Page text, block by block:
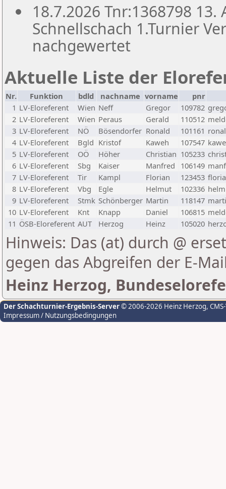
18.7.2026 Tnr:1368798
Schnellschach 1.Turnier
nachgewertet
Aktuelle Liste der
Nr. Funktion bdld nachname vorname
pnr
1 LV-Eloreferent Wien Neff Gregor 109782
2 LV-Eloreferent Wien Peraus Gerald 110512
3 LV-Eloreferent NÖ Bösendorfer Ronald 101161
4 LV-Eloreferent Bgld Kristof Kaweh 107547
5 LV-Eloreferent OÖ Höher Christian 105233
6 LV-Eloreferent Sbg Kaiser Manfred 106149
7 LV-Eloreferent Tir Kampl Florian 123453
8 LV-Eloreferent Vbg Egle Helmut 102336
9 LV-Eloreferent Stmk Schönberger Martin 118147
10 LV-Eloreferent Knt Knapp Daniel 106815
11 ÖSB-Eloreferent AUT Herzog Heinz 105020
Hinweis: Das (at) durch @
gegen das Abgreifen der E-
Heinz Herzog,
Der Schachturnier-Ergebnis-Server© 2006-2026 Heinz Herzog,
Impressum / Nutzungsbedingungen